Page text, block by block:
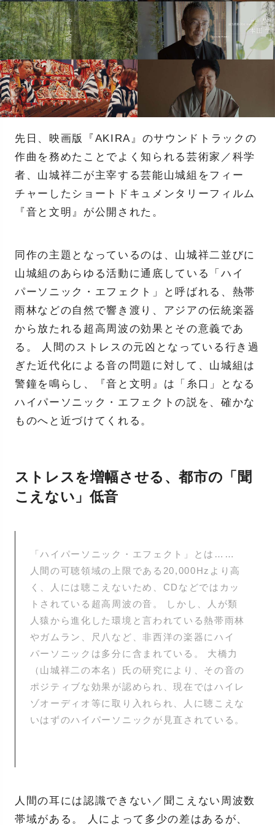
先日、映画版『AKIRA』のサウンドトラックの
作曲を務めたことでよく知られる芸術家／科学
者、山城祥二が主宰する芸能山城組をフィー
チャーしたショートドキュメンタリーフィルム
『音と文明』が公開された。
同作の主題となっているのは、山城祥二並びに
山城組のあらゆる活動に通底している「ハイ
パーソニック・エフェクト」と呼ばれる、熱帯
雨林などの自然で響き渡り、アジアの伝統楽器
から放たれる超高周波の効果とその意義であ
る。 人間のストレスの元凶となっている行き過
ぎた近代化による音の問題に対して、山城組は
警鐘を鳴らし、『音と文明』は「糸口」となる
ハイパーソニック・エフェクトの説を、確かな
ものへと近づけてくれる。
ストレスを増幅させる、都市の「聞
こえない」低音
「ハイパーソニック・エフェクト」とは……
人間の可聴領域の上限である20,000Hzより高
く、人には聴こえないため、CDなどではカッ
トされている超高周波の音。 しかし、人が類
人猿から進化した環境と言われている熱帯雨林
やガムラン、尺八など、非西洋の楽器にハイ
パーソニックは多分に含まれている。 大橋力
（山城祥二の本名）氏の研究により、その音の
ポジティブな効果が認められ、現在ではハイレ
ゾオーディオ等に取り入れられ、人に聴こえな
いはずのハイパーソニックが見直されている。
人間の耳には認識できない／聞こえない周波数
帯域がある。 人によって多少の差はあるが、